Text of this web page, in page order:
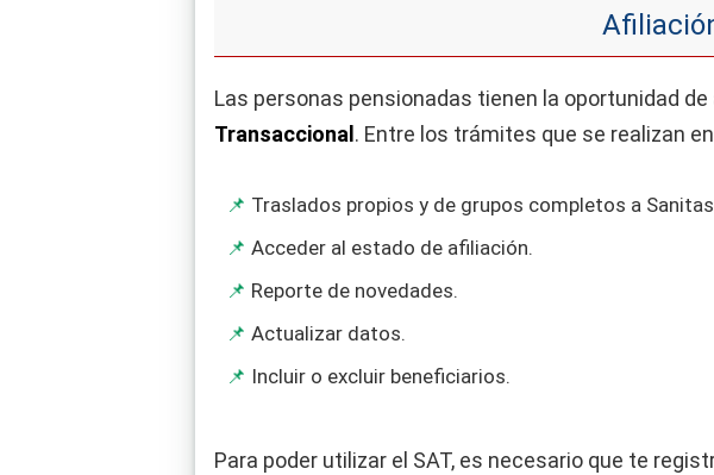
Las personas pensionadas tienen la oportunidad
Transaccional . Entre los trámites que se realizan
Traslados propios y de grupos completos a Sanitas
Acceder al estado de afiliación.
Reporte de novedades.
Actualizar datos.
Incluir o excluir beneficiarios.
Para poder utilizar el SAT, es necesario que te